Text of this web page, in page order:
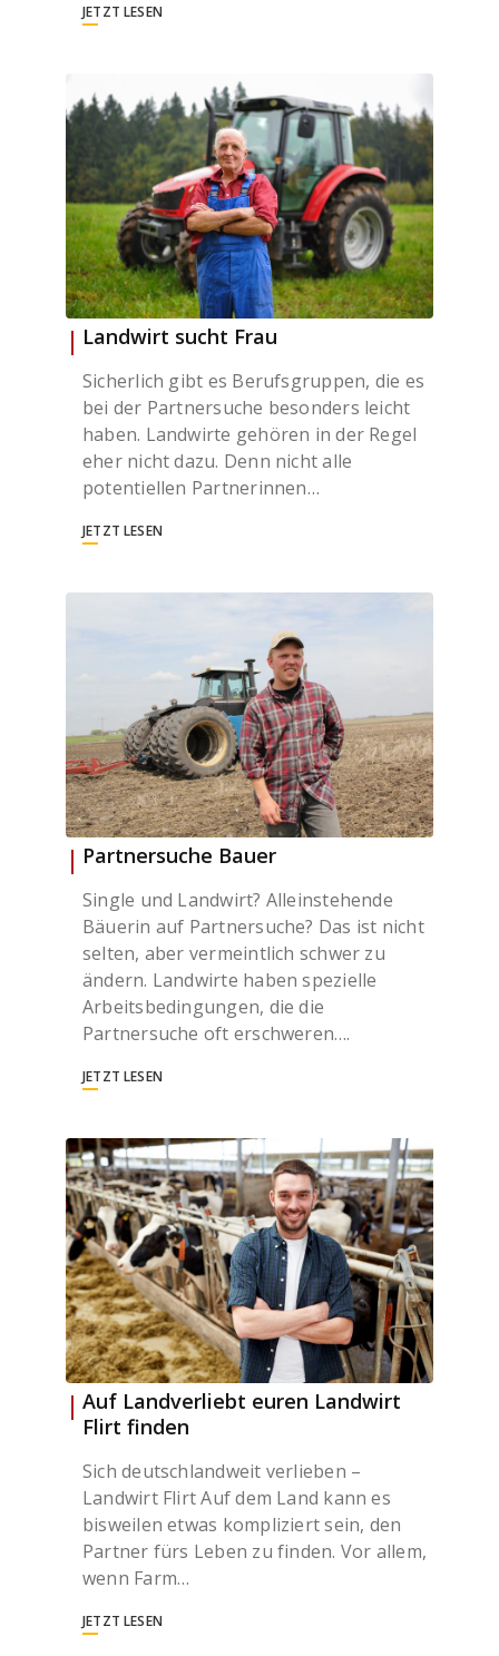
JETZT LESEN
Landwirt sucht Frau
Sicherlich gibt es Berufsgruppen, die es
bei der Partnersuche besonders leicht
haben. Landwirte gehören in der Regel
eher nicht dazu. Denn nicht alle
potentiellen Partnerinnen…
JETZT LESEN
Partnersuche Bauer
Single und Landwirt? Alleinstehende
Bäuerin auf Partnersuche? Das ist nicht
selten, aber vermeintlich schwer zu
ändern. Landwirte haben spezielle
Arbeitsbedingungen, die die
Partnersuche oft erschweren….
JETZT LESEN
Auf Landverliebt euren Landwirt
Flirt finden
Sich deutschlandweit verlieben –
Landwirt Flirt Auf dem Land kann es
bisweilen etwas kompliziert sein, den
Partner fürs Leben zu finden. Vor allem,
wenn Farm…
JETZT LESEN